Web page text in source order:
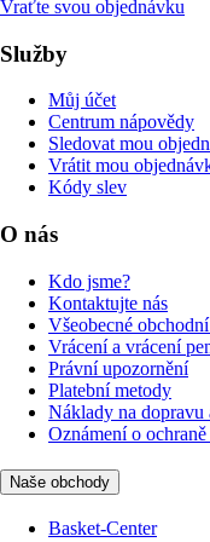
Vraťte svou objednávku
Služby
Můj účet
Centrum nápovědy
Sledovat mou
Vrátit mou
Kódy slev
O nás
Kdo jsme?
Kontaktujte nás
Všeobecné
Vrácení a vrácení
Právní upozornění
Platební metody
Náklady na dopravu
Oznámení o
Naše obchody
Basket-Center